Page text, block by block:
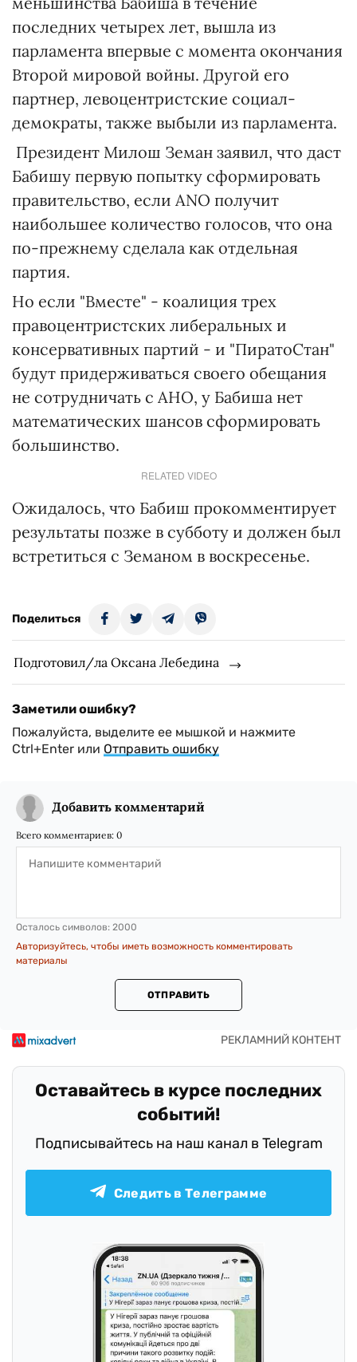
последних четырех лет, вышла из
парламента впервые с момента окончания
Второй мировой войны. Другой его
партнер, левоцентристские социал-
демократы, также выбыли из парламента.
Президент Милош Земан заявил, что даст
Бабишу первую попытку сформировать
правительство, если ANO получит
наибольшее количество голосов, что она
по-прежнему сделала как отдельная
партия.
Но если "Вместе" - коалиция трех
правоцентристских либеральных и
консервативных партий - и "ПиратоСтан"
будут придерживаться своего обещания
не сотрудничать с АНО, у Бабиша нет
математических шансов сформировать
большинство.
RELATED VIDEO
Ожидалось, что Бабиш прокомментирует
результаты позже в субботу и должен был
встретиться с Земаном в воскресенье.
Поделиться
Подготовил/ла Оксана Лебедина
Заметили ошибку?
Пожалуйста, выделите ее мышкой и нажмите
Ctrl+Enter или Отправить ошибку
Добавить комментарий
Всего комментариев: 0
Осталось символов: 2000
Авторизуйтесь, чтобы иметь возможность комментировать
материалы
ОТПРАВИТЬ
Оставайтесь в курсе последних
событий!
Подписывайтесь на наш канал в Telegram
Следить в Телеграмме